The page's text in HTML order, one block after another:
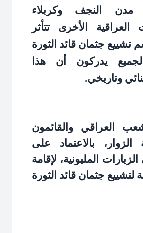
مدن النجف وكربلاء
العراقية الأخرى تتأثر
تشييع جثمان قائد الثورة
يدركون أن هذا
وتاريخي.
العراقي والقائمون
بالاعتماد على
المليونية، لإقامة
لتشييع جثمان قائد الثورة